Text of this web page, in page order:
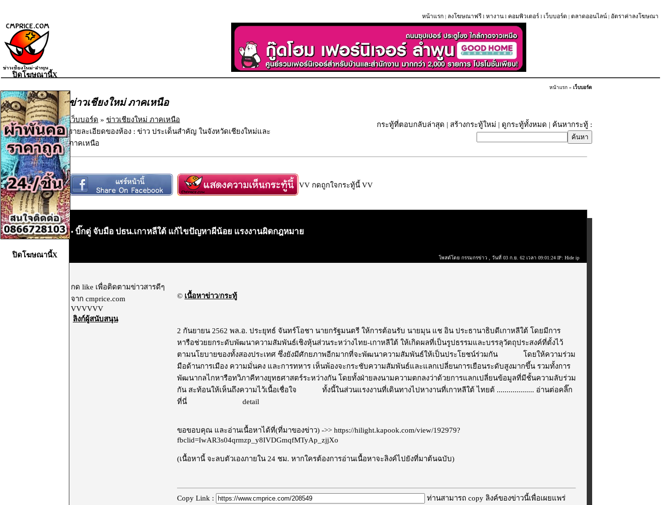
หน้าแรก | ลงโฆษณาฟรี l หางาน l คอมพิวเตอร์ l เว็บบอร์ด | ตลาดออนไลน์ | อัตราค่าลงโฆษณา
หน้าแรก » เว็บบอร์ด
ข่าวเชียงใหม่ ภาคเหนือ
เว็บบอร์ด » ข่าวเชียงใหม่ ภาคเหนือ
รายละเอียดของห้อง : ข่าว ประเด็นสำคัญ ในจังหวัดเชียงใหม่และ
ภาคเหนือ
กระทู้ที่ตอบกลับล่าสุด | สร้างกระทู้ใหม่ | ดูกระทู้ทั้งหมด | ค้นหากระทู้ :
VV กดถูกใจกระทู้นี้ VV
• บิ๊กตู่ จับมือ ปธน.เกาหลีใต้ แก้ไขปัญหาผีน้อย แรงงานผิดกฎหมาย
โพสต์โดย กรรมกรข่าว , วันที่ 03 ก.ย. 62 เวลา 09:01:24 IP: Hide ip
กด like เพื่อติดตามข่าวสารดีๆ
จาก cmprice.com
VVVVVV
ลิงก์ผู้สนับสนุน
© เนื้อหาข่าว/กระทู้
2 กันยายน 2562 พล.อ. ประยุทธ์ จันทร์โอชา นายกรัฐมนตรี ให้การต้อนรับ นายมุน แช อิน ประธานาธิบดีเกาหลีใต้ โดยมีการ
หารือช่วยยกระดับพัฒนาความสัมพันธ์เชิงหุ้นส่วนระหว่างไทย-เกาหลีใต้ ให้เกิดผลที่เป็นรูปธรรมและบรรลุวัตถุประสงค์ที่ตั้งไว้
ตามนโยบายของทั้งสองประเทศ ซึ่งยังมีศักยภาพอีกมากที่จะพัฒนาความสัมพันธ์ให้เป็นประโยชน์ร่วมกัน โดยให้ความร่วม
มือด้านการเมือง ความมั่นคง และการทหาร เห็นพ้องจะกระชับความสัมพันธ์และแลกเปลี่ยนการเยือนระดับสูงมากขึ้น รวมทั้งการ
พัฒนากลไกหารือทวิภาคีทางยุทธศาสตร์ระหว่างกัน โดยทั้งฝ่ายลงนามความตกลงว่าด้วยการแลกเปลี่ยนข้อมูลที่มีชั้นความลับร่วม
กัน สะท้อนให้เห็นถึงความไว้เนื้อเชื่อใจ ทั้งนี้ในส่วนแรงงานที่เดินทางไปหางานที่เกาหลีใต้ ไทยต้ ................... อ่านต่อคลิ๊ก
ที่นี่
detail
ขอขอบคุณ และอ่านเนื้อหาได้ที่(ที่มาของข่าว) ->> https://hilight.kapook.com/view/192979?
fbclid=IwAR3s04qrmzp_y8IVDGmqfMTyAp_zjjXo
(เนื้อหานี้ จะลบตัวเองภายใน 24 ชม. หากใครต้องการอ่านเนื้อหาจะลิงค์ไปยังที่มาต้นฉบับ)
Copy Link :
ท่านสามารถ copy ลิงค์ของข่าวนี้เพื่อเผยแพร่
ปิดโฆษณานี้X
ปิดโฆษณานี้X